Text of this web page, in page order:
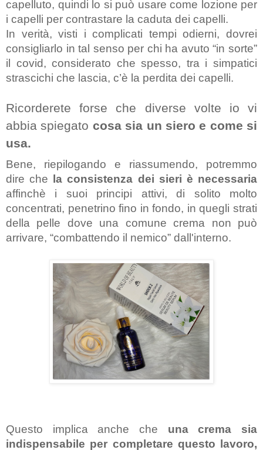
capelluto, quindi lo si può usare come lozione per
i capelli per contrastare la caduta dei capelli.
In verità, visti i complicati tempi odierni, dovrei
consigliarlo in tal senso per chi ha avuto “in sorte”
il covid, considerato che spesso, tra i simpatici
strascichi che lascia, c’è la perdita dei capelli.
Ricorderete forse che diverse volte io vi
abbia spiegato cosa sia un siero e come si
usa.
Bene, riepilogando e riassumendo, potremmo
dire che
affinchè i suoi principi attivi, di solito molto
concentrati, penetrino fino in fondo, in quegli strati
della pelle dove una comune crema non può
arrivare, “combattendo il nemico” dall'interno.
Questo implica anche che una crema sia
indispensabile per completare questo lavoro,